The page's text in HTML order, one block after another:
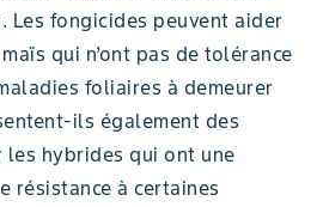
Les fongicides peuvent aider
qui n’ont pas de tolérance
foliaires à demeurer
ils également des
les hybrides qui ont une
résistance à certaines